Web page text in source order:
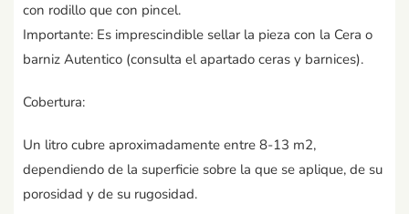
con rodillo que con pincel.
Importante: Es imprescindible sellar la pieza con la Cera o
barniz Autentico (consulta el apartado ceras y barnices).
Cobertura:
Un litro cubre aproximadamente entre 8-13 m2,
dependiendo de la superficie sobre la que se aplique, de su
porosidad y de su rugosidad.